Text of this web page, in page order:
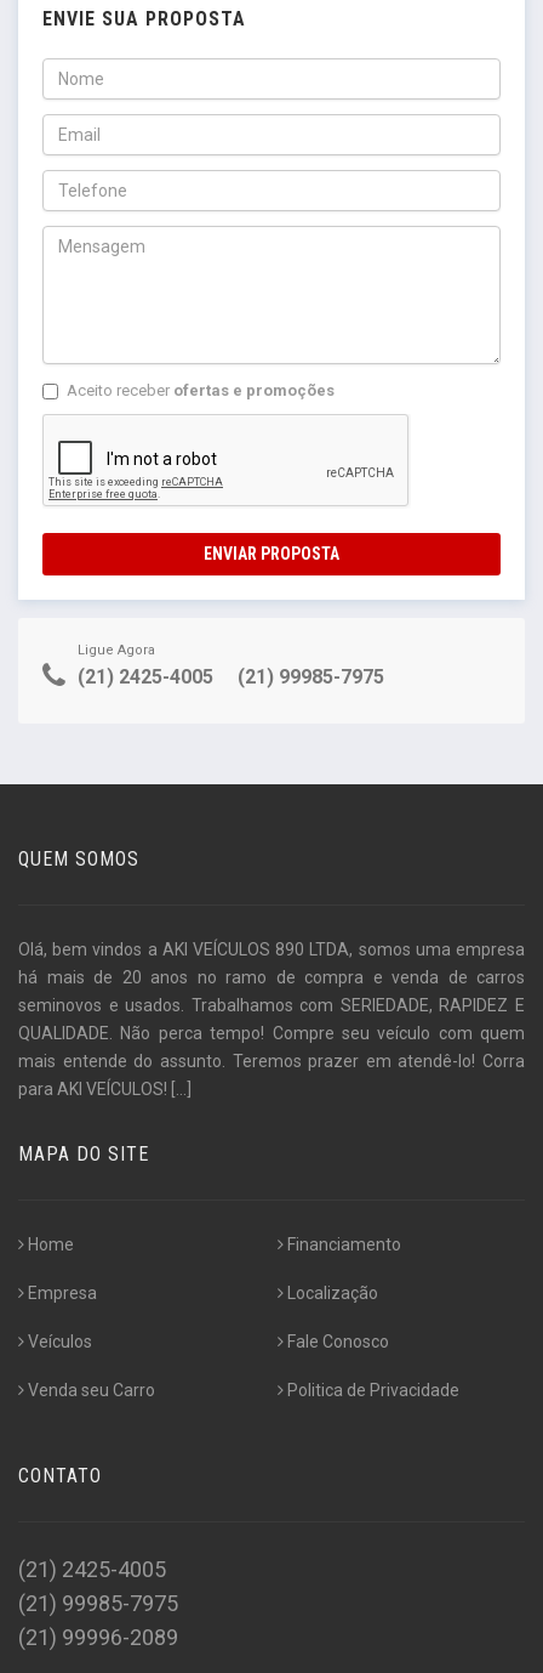
ENVIE SUA PROPOSTA
Aceito receber ofertas e promoções
ENVIAR PROPOSTA
Ligue Agora
(21) 2425-4005 (21) 99985-7975
QUEM SOMOS
Olá, bem vindos a AKI VEÍCULOS 890 LTDA, somos uma empresa
há mais de 20 anos no ramo de compra e venda de carros
seminovos e usados. Trabalhamos com SERIEDADE, RAPIDEZ E
QUALIDADE. Não perca tempo! Compre seu veículo com quem
mais entende do assunto. Teremos prazer em atendê-lo! Corra
para AKI VEÍCULOS! [...]
MAPA DO SITE
Home
Empresa
Veículos
Venda seu Carro
Financiamento
Localização
Fale Conosco
Politica de Privacidade
CONTATO
(21) 2425-4005
(21) 99985-7975
(21) 99996-2089